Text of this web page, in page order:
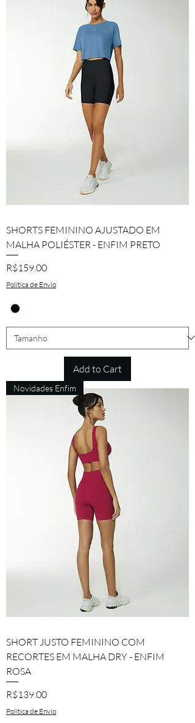
SHORTS FEMININO AJUSTADO EM
MALHA POLIÉSTER - ENFIM PRETO
Price
R$159.00
Política de Envio
Add to Cart
Novidades Enfim
SHORT JUSTO FEMININO COM
RECORTES EM MALHA DRY - ENFIM
ROSA
Price
R$139.00
Política de Envio